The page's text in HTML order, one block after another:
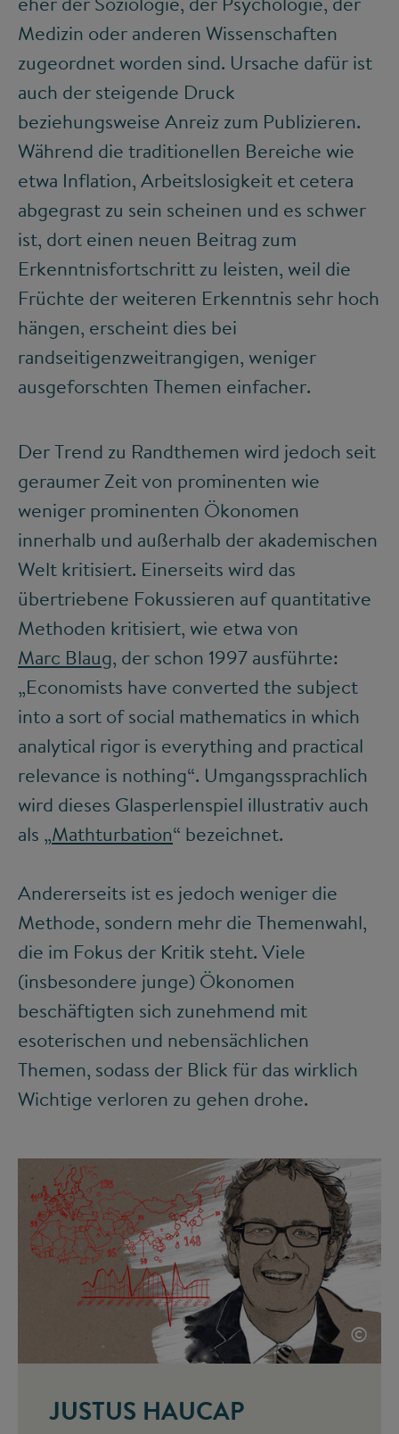
Medizin oder anderen Wissenschaften
zugeordnet worden sind. Ursache dafür ist
auch der steigende Druck
beziehungsweise Anreiz zum Publizieren.
Während die traditionellen Bereiche wie
etwa Inflation, Arbeitslosigkeit et cetera
abgegrast zu sein scheinen und es schwer
ist, dort einen neuen Beitrag zum
Erkenntnisfortschritt zu leisten, weil die
Früchte der weiteren Erkenntnis sehr hoch
hängen, erscheint dies bei
randseitigenzweitrangigen, weniger
ausgeforschten Themen einfacher.
Der Trend zu Randthemen wird jedoch seit
geraumer Zeit von prominenten wie
weniger prominenten Ökonomen
innerhalb und außerhalb der akademischen
Welt kritisiert. Einerseits wird das
übertriebene Fokussieren auf quantitative
Methoden kritisiert, wie etwa von
Marc Blaug, der schon 1997 ausführte:
„Economists have converted the subject
into a sort of social mathematics in which
analytical rigor is everything and practical
relevance is nothing“. Umgangssprachlich
wird dieses Glasperlenspiel illustrativ auch
als „Mathturbation“ bezeichnet.
Andererseits ist es jedoch weniger die
Methode, sondern mehr die Themenwahl,
die im Fokus der Kritik steht. Viele
(insbesondere junge) Ökonomen
beschäftigten sich zunehmend mit
esoterischen und nebensächlichen
Themen, sodass der Blick für das wirklich
Wichtige verloren zu gehen drohe.
©
JUSTUS HAUCAP